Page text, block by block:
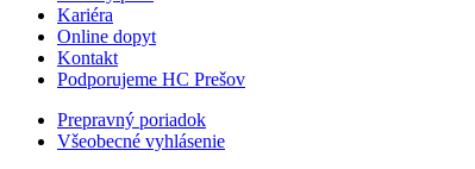
Kariéra
Online dopyt
Kontakt
Podporujeme HC Prešov
Prepravný poriadok
Všeobecné vyhlásenie